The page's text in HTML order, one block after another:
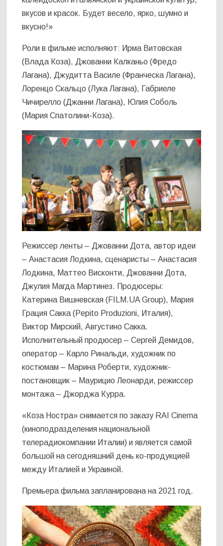
вкусов и красок. Будет весело, ярко, шумно и
вкусно!»
Роли в фильме исполняют: Ирма Витовская
(Влада Коза), Джованни Калканьо (Фредо
Лагана), Джудитта Василе (Франческа Лагана),
Лоренцо Скальцо (Лука Лагана), Габриеле
Чичирелло (Джанни Лагана), Юлия Соболь
(Мария Спатолини-Коза).
Режиссер ленты – Джованни Дота, автор идеи
– Анастасия Лодкина, сценаристы – Анастасия
Лодкина, Маттео Висконти, Джованни Дота,
Джулия Магда Мартинез. Продюсеры:
Катерина Вишневская (FILM.UA Group), Мария
Грация Сакка (Pepito Produzioni, Италия),
Виктор Мирский, Августино Сакка.
Исполнительный продюсер – Сергей Демидов,
оператор – Карло Ринальди, художник по
костюмам – Марина Роберти, художник-
постановщик – Маурицио Леонарди, режиссер
монтажа – Джорджа Курра.
«Коза Ностра» снимается по заказу RAI Cinema
(киноподразделения национальной
телерадиокомпании Италии) и является самой
большой на сегодняшний день ко-продукцией
между Италией и Украиной.
Премьера фильма запланирована на 2021 год.